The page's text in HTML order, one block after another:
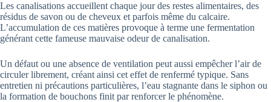
Les canalisations accueillent chaque jour des restes alimentaires, des
résidus de savon ou de cheveux et parfois même du calcaire.
L’accumulation de ces matières provoque à terme une fermentation
générant cette fameuse mauvaise odeur de canalisation.
Un défaut ou une absence de ventilation peut aussi empêcher l’air de
circuler librement, créant ainsi cet effet de renfermé typique. Sans
entretien ni précautions particulières, l’eau stagnante dans le siphon ou
la formation de bouchons finit par renforcer le phénomène.